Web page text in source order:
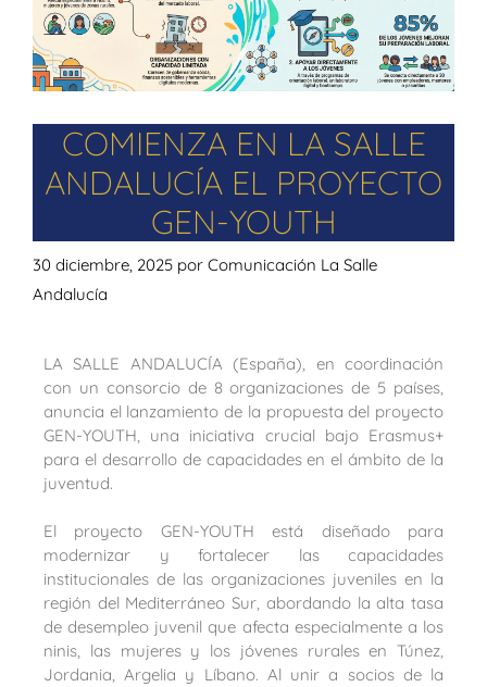
COMIENZA EN LA SALLE
ANDALUCÍA EL PROYECTO
GEN-YOUTH
30 diciembre, 2025 por Comunicación La Salle
Andalucía
LA SALLE ANDALUCÍA (España), en coordinación
con un consorcio de 8 organizaciones de 5 países,
anuncia el lanzamiento de la propuesta del proyecto
GEN-YOUTH, una iniciativa crucial bajo Erasmus+
para el desarrollo de capacidades en el ámbito de la
juventud.
El proyecto GEN-YOUTH está diseñado para
modernizar y fortalecer las capacidades
institucionales de las organizaciones juveniles en la
región del Mediterráneo Sur, abordando la alta tasa
de desempleo juvenil que afecta especialmente a los
ninis, las mujeres y los jóvenes rurales en Túnez,
Jordania, Argelia y Líbano. Al unir a socios de la